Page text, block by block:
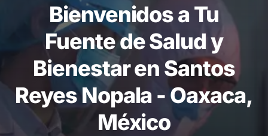
Bienvenidos a Tu
Fuente de Salud y
Bienestar en Santos
Reyes Nopala - Oaxaca,
México